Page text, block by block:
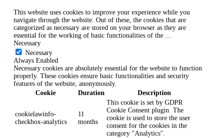
This website uses cookies to improve your experience while you
navigate through the website. Out of these, the cookies that are
categorized as necessary are stored on your browser as they are
essential for the working of basic functionalities of the ...
Necessary
Necessary
Always Enabled
Necessary cookies are absolutely essential for the website to function
properly. These cookies ensure basic functionalities and security
features of the website, anonymously.
Cookie
Duration Description
cookielawinfo-
checkbox-analytics
11
months
This cookie is set by GDPR
Cookie Consent plugin. The
cookie is used to store the user
consent for the cookies in the
category "Analytics".